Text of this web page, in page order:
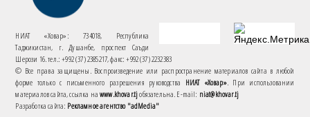
НИАТ «Ховар»: 734018, Республика
Таджикистан, г. Душанбе, проспект Саъди
Шерози 16. тел.: +992 (37) 2385217, факс: +992 (37) 2232383
© Все права защищены. Воспроизведение или распространение материалов сайта в любой
форме только с письменного разрешения руководства НИАТ «Ховар». При использовании
материалов сайта, ссылка наwww.khovar.tjобязательна. E-mail: niat@khovar.tj
Разработка сайта: Рекламное агентство "adMedia"